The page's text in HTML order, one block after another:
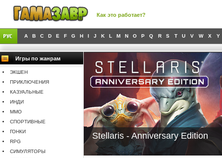
Как это работает?
A B C D E F G H I J K L M N O P Q R S T U V W X Y
Игры по жанрам
ЭКШЕН
ПРИКЛЮЧЕНИЯ
КАЗУАЛЬНЫЕ
ИНДИ
MMO
СПОРТИВНЫЕ
ГОНКИ
RPG
СИМУЛЯТОРЫ
Stellaris - Anniversary Edition